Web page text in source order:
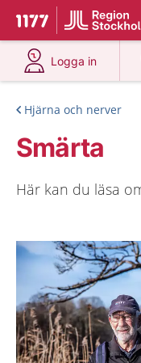
Till startsidan för
Du har valt
Logga in
på 1177.se
Hjärna och nerver
Smärta
Här kan du läsa